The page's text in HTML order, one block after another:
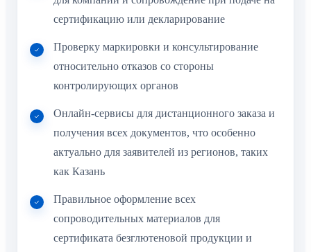
Проверку маркировки и консультирование
относительно отказов со стороны
контролирующих органов
Онлайн-сервисы для дистанционного заказа и
получения всех документов, что особенно
актуально для заявителей из регионов, таких
как Казань
Правильное оформление всех
сопроводительных материалов для
сертификата безглютеновой продукции и
декларации соответствия отсутствию глютена